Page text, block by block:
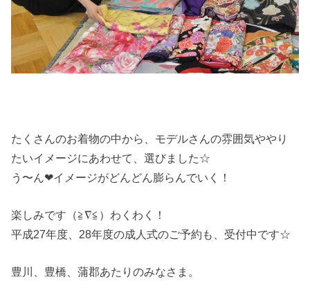
たくさんのお着物の中から、モデルさんの雰囲気ややり
たいイメージにあわせて、選びました☆
う〜ん❤︎イメージがどんどん膨らんでいく！
楽しみです（≧∇≦）わくわく！
平成27年度、28年度の成人式のご予約も、受付中です☆
豊川、豊橋、蒲郡あたりのみなさま。